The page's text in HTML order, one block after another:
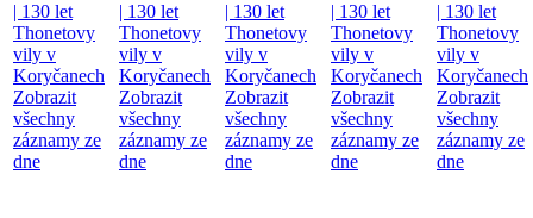
| 130 let
Thonetovy
vily v
Koryčanech
Zobrazit
všechny
záznamy ze
dne
| 130 let
Thonetovy
vily v
Koryčanech
Zobrazit
všechny
záznamy ze
dne
| 130 let
Thonetovy
vily v
Koryčanech
Zobrazit
všechny
záznamy ze
dne
| 130 let
Thonetovy
vily v
Koryčanech
Zobrazit
všechny
záznamy ze
dne
| 130 let
Thonetovy
vily v
Koryčanech
Zobrazit
všechny
záznamy ze
dne